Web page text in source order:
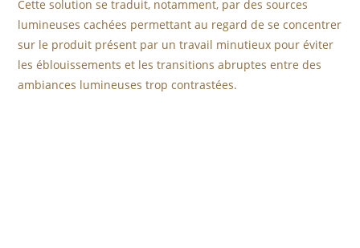
Cette solution se traduit, notamment, par des sources
lumineuses cachées permettant au regard de se concentrer
sur le produit présent par un travail minutieux pour éviter
les éblouissements et les transitions abruptes entre des
ambiances lumineuses trop contrastées.